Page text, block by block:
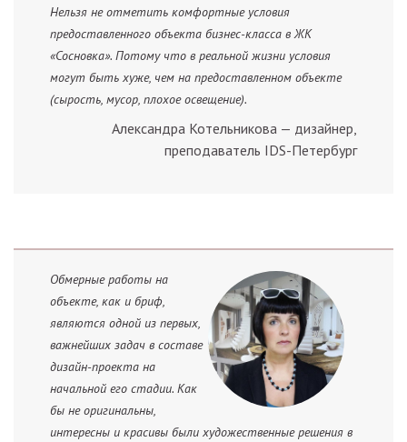
Нельзя не отметить комфортные условия
предоставленного объекта бизнес-класса в ЖК
«Сосновка». Потому что в реальной жизни условия
могут быть хуже, чем на предоставленном объекте
(сырость, мусор, плохое освещение).
Александра Котельникова — дизайнер,
преподаватель IDS-Петербург
Обмерные работы на
объекте, как и бриф,
являются одной из первых,
важнейших задач в составе
дизайн-проекта на
начальной его стадии. Как
бы не оригинальны,
интересны и красивы были художественные решения в